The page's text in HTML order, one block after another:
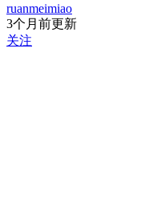
ruanmeimiao
3个月前更新
关注